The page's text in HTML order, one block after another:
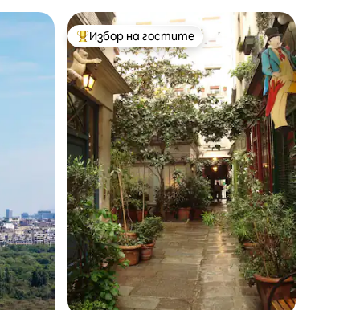
Най-популярен избор на гостите
Избор на гостите